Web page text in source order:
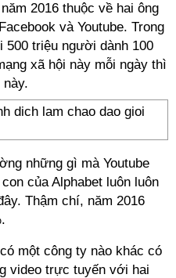
2016 thuộc về hai ông
và Youtube. Trong
500 triệu người dành 100
xã hội này mỗi ngày thì
những gì mà Youtube
của Alphabet luôn luôn
Thậm chí, năm 2016
một công ty nào khác có
video trực tuyến với hai